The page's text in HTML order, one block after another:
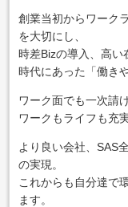
創業当初からワーク
を⼤切にし、
時差Bizの導入、高い
時代にあった「働き
ワーク⾯でも一次請
ワークもライフも充
より良い会社、SAS
の実現。
これからも⾃分達で
ます。